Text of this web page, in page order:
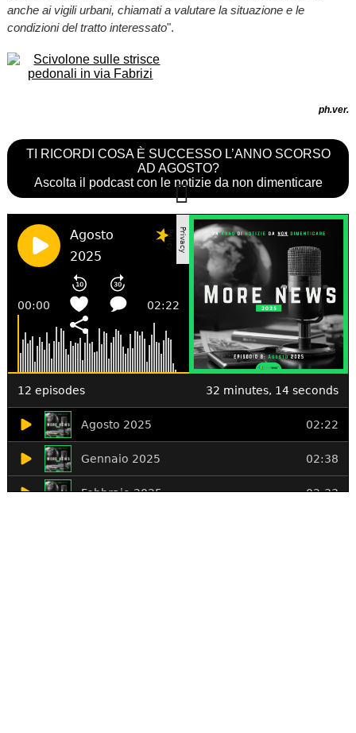
anche ai vigili urbani, chiamati a valutare la situazione e le
condizioni del tratto interessato".
ph.ver.
TI RICORDI COSA È SUCCESSO L’ANNO SCORSO
AD AGOSTO?
Ascolta il podcast con le notizie da non dimenticare